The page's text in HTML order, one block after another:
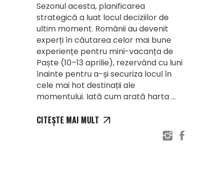
Sezonul acesta, planificarea
strategică a luat locul deciziilor de
ultim moment. Românii au devenit
experți în căutarea celor mai bune
experiențe pentru mini-vacanța de
Paște (10–13 aprilie), rezervând cu luni
înainte pentru a-și securiza locul în
cele mai hot destinații ale
momentului. Iată cum arată harta
CITEȘTE MAI MULT